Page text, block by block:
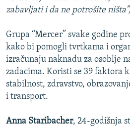
zabavljati i da ne potrošite ništa”,
Grupa “Mercer” svake godine
kako bi pomogli tvrtkama i
izračunaju naknadu za osoblje
zadacima. Koristi se 39 faktora
stabilnost, zdravstvo,
i transport.
Anna Staribacher, 24-godišnja